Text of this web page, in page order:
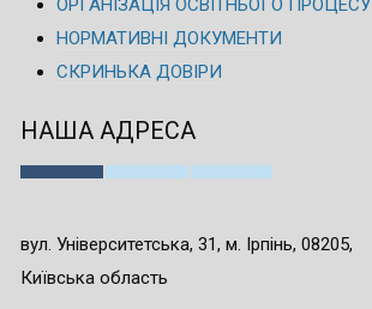
ОРГАНІЗАЦІЯ ОСВІТНЬОГО ПРОЦЕСУ
НОРМАТИВНІ ДОКУМЕНТИ
СКРИНЬКА ДОВІРИ
НАША АДРЕСА
вул. Університетська, 31, м. Ірпінь, 08205,
Київська область